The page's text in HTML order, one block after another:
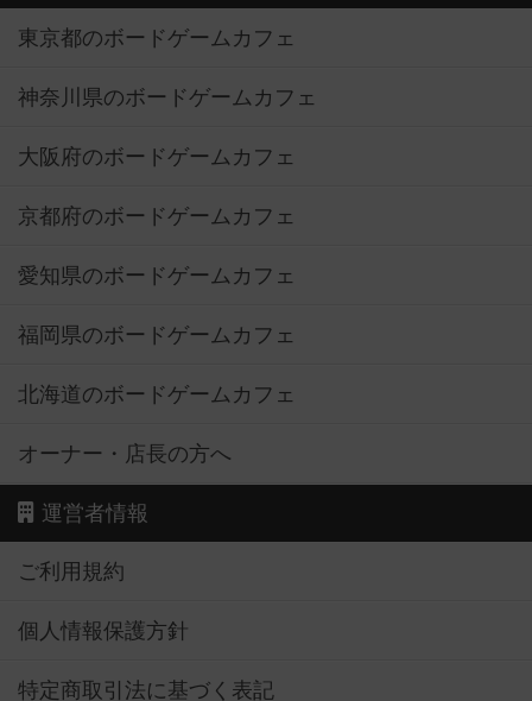
東京都のボードゲームカフェ
神奈川県のボードゲームカフェ
大阪府のボードゲームカフェ
京都府のボードゲームカフェ
愛知県のボードゲームカフェ
福岡県のボードゲームカフェ
北海道のボードゲームカフェ
オーナー・店長の方へ
運営者情報
ご利用規約
個人情報保護方針
特定商取引法に基づく表記